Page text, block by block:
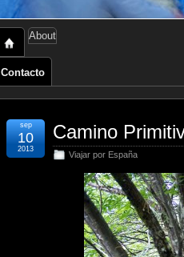
About
Contacto
Camino
Viajar por España
sep
10
2013